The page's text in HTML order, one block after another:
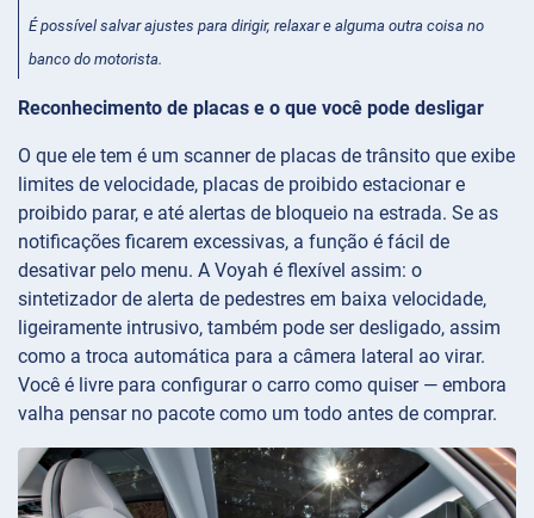
É possível salvar ajustes para dirigir, relaxar e alguma outra coisa no
banco do motorista.
Reconhecimento de placas e o que você pode desligar
O que ele tem é um scanner de placas de trânsito que exibe
limites de velocidade, placas de proibido estacionar e
proibido parar, e até alertas de bloqueio na estrada. Se as
notificações ficarem excessivas, a função é fácil de
desativar pelo menu. A Voyah é flexível assim: o
sintetizador de alerta de pedestres em baixa velocidade,
ligeiramente intrusivo, também pode ser desligado, assim
como a troca automática para a câmera lateral ao virar.
Você é livre para configurar o carro como quiser — embora
valha pensar no pacote como um todo antes de comprar.